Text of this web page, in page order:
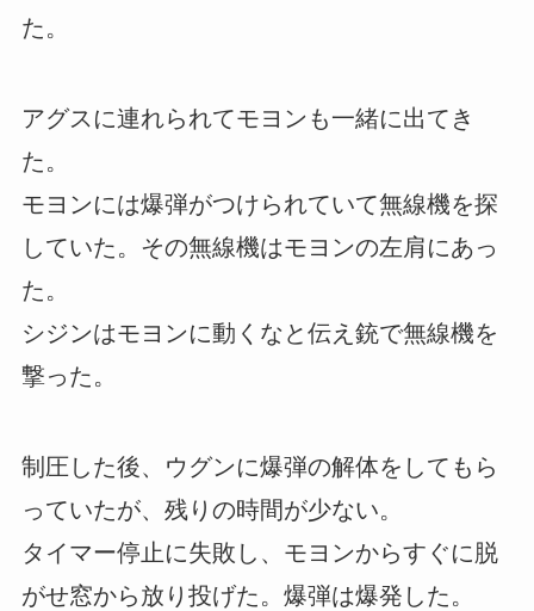
た。
アグスに連れられてモヨンも一緒に出てき
た。
モヨンには爆弾がつけられていて無線機を探
していた。その無線機はモヨンの左肩にあっ
た。
シジンはモヨンに動くなと伝え銃で無線機を
撃った。
制圧した後、ウグンに爆弾の解体をしてもら
っていたが、残りの時間が少ない。
タイマー停止に失敗し、モヨンからすぐに脱
がせ窓から放り投げた。爆弾は爆発した。